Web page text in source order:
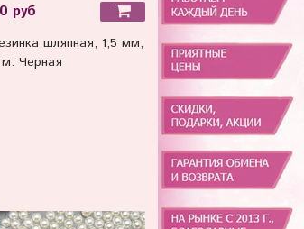
руб
шляпная, 1,5 мм,
Черная
6 руб
Резинка для волос
бесшовная "Премиум",
см, 1 шт.